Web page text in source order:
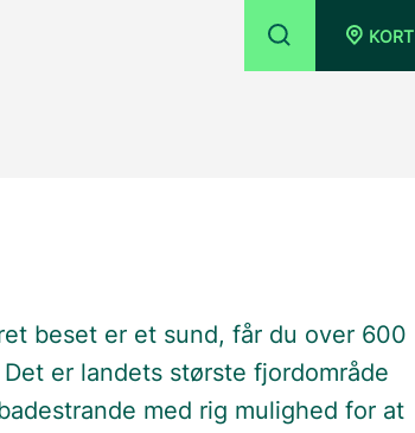
KORT
beset er et sund, får du over 600
er landets største fjordområde
med rig mulighed for at